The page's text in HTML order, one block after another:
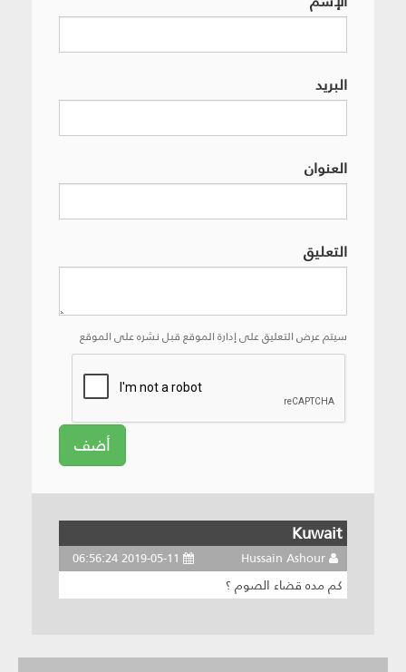
البريد
العنوان
التعليق
سيتم عرض التعليق على إدارة الموقع قبل نشره على الموقع
أضف
Kuwait
كم مده قضاء الصوم ؟